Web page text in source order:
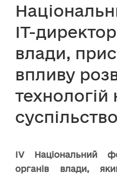
ІТ-
влади,
впливу
технологій
суспільство
ІV Національний
органів влади,